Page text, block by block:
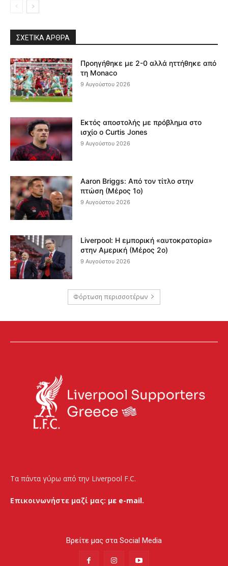
ΣΧΕΤΙΚΆ ΆΡΘΡΑ
Προηγήθηκε με 2-0 αλλά ηττήθηκε από
τη Monaco
9 Αυγούστου 2026
Εκτός αποστολής με πρόβλημα στο
ισχίο ο Curtis Jones
9 Αυγούστου 2026
Aaron Briggs: Από τον τίτλο στην
πτώση (Μέρος 1ο)
9 Αυγούστου 2026
Liverpool: Η εμπορική «αυτοκρατορία»
στην Αμερική (Μέρος 2ο)
9 Αυγούστου 2026
Φόρτωση περισσοτέρων
Τα πάντα γύρω από την Liverpool F.C.
Επικοινωνήστε μαζί μας: με e-mail.
Βρείτε μας στα Social Media